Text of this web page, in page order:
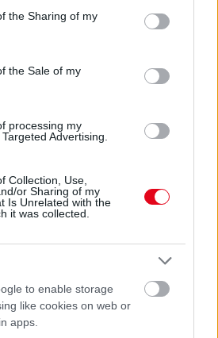
usage behaviour. You may click to
Google and its third-party tags to
specified purposes in below Google
the Sharing of my
the Sale of my
processing my
Advertising.
Collection, Use,
or Sharing of my
Is Unrelated with the
it was collected.
to enable storage
like cookies on web or
apps.
ELLEN
a vízkövet
24 ÓRA TOVÁBBI HÍREI